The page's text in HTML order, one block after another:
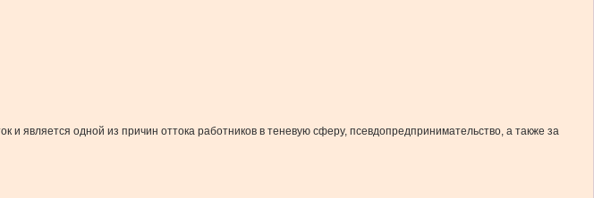
является одной из причин оттока работников в теневую сферу, псевдопредпринимательство, а также за